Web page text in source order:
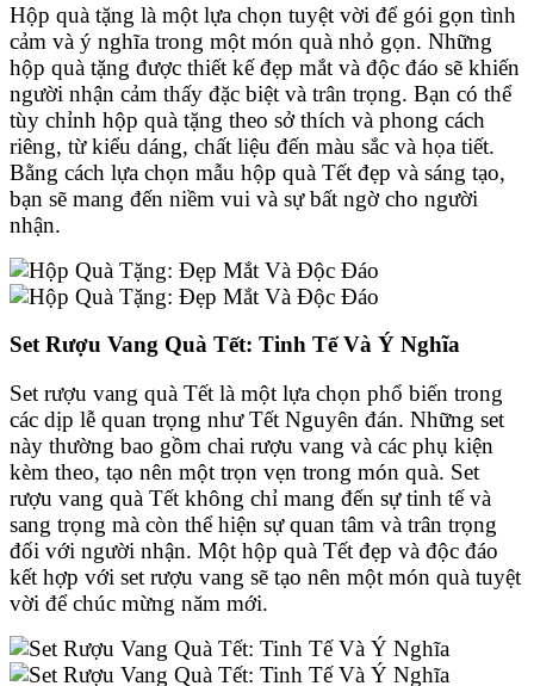
Hộp quà tặng là một lựa chọn tuyệt vời để gói gọn tình
cảm và ý nghĩa trong một món quà nhỏ gọn. Những
hộp quà tặng được thiết kế đẹp mắt và độc đáo sẽ khiến
người nhận cảm thấy đặc biệt và trân trọng. Bạn có thể
tùy chỉnh hộp quà tặng theo sở thích và phong cách
riêng, từ kiểu dáng, chất liệu đến màu sắc và họa tiết.
Bằng cách lựa chọn mẫu hộp quà Tết đẹp và sáng tạo,
bạn sẽ mang đến niềm vui và sự bất ngờ cho người
nhận.
Set Rượu Vang Quà Tết: Tinh Tế Và Ý Nghĩa
Set rượu vang quà Tết là một lựa chọn phổ biến trong
các dịp lễ quan trọng như Tết Nguyên đán. Những set
này thường bao gồm chai rượu vang và các phụ kiện
kèm theo, tạo nên một trọn vẹn trong món quà. Set
rượu vang quà Tết không chỉ mang đến sự tinh tế và
sang trọng mà còn thể hiện sự quan tâm và trân trọng
đối với người nhận. Một hộp quà Tết đẹp và độc đáo
kết hợp với set rượu vang sẽ tạo nên một món quà tuyệt
vời để chúc mừng năm mới.